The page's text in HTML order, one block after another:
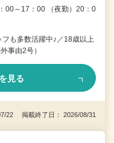
00～17：00 （夜勤）20：0
も多数活躍中♪／18歳以上
事由2号）
見る
22 掲載終了日： 2026/08/31